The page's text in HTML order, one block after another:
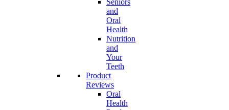
Seniors
and
Oral
Health
Nutrition
and
Your
Teeth
Product
Reviews
Oral
Health